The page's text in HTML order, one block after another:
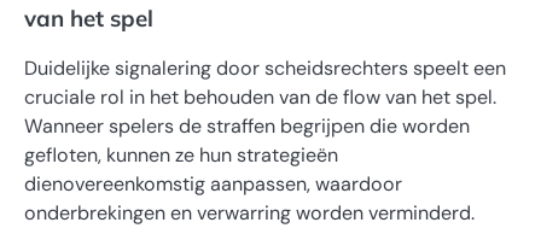
van het spel
Duidelijke signalering door scheidsrechters speelt een
cruciale rol in het behouden van de flow van het spel.
Wanneer spelers de straffen begrijpen die worden
gefloten, kunnen ze hun strategieën
dienovereenkomstig aanpassen, waardoor
onderbrekingen en verwarring worden verminderd.